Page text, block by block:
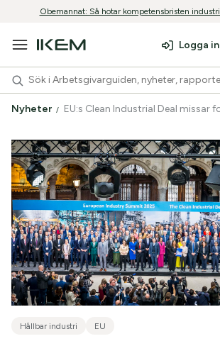
Obemannat: Så hotar kompetensbristen
Logga in
Nyheter EU:s Clean Industrial Deal missar
Hållbar industri EU